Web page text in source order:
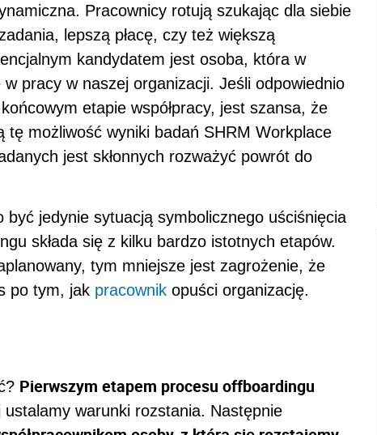
Pracownicy rotują szukając dla siebie
lepszą płacę, czy też większą
kandydatem jest osoba, która w
w pracy w naszej organizacji. Jeśli odpowiednio
etapie współpracy, jest szansa, że
tę możliwość wyniki badań SHRM Workplace
jest skłonnych rozważyć powrót do
jedynie sytuacją symbolicznego uściśnięcia
składa się z kilku bardzo istotnych etapów.
tym mniejsze jest zagrożenie, że
po tym, jak pracownik opuści organizację.
Pierwszym etapem procesu offboardingu
warunki rozstania. Następnie